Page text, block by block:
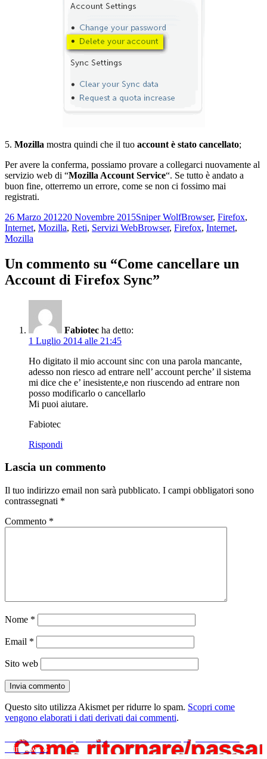
5. Mozilla mostra quindi che il tuo account è stato cancellato;
Per avere la conferma, possiamo provare a collegarci nuovamente al
servizio web di “Mozilla Account Service“. Se tutto è andato a
buon fine, otterremo un errore, come se non ci fossimo mai
registrati.
Scritto
il
26 Marzo 201220 Novembre 2015Autore
Sniper WolfCategorie
Browser, Firefox,
Internet, Mozilla, Reti, Servizi WebTag
Browser, Firefox, Internet,
Mozilla
Un commento su “Come cancellare un
Account di Firefox Sync”
Fabiotec ha detto:
1 Luglio 2014 alle 21:45
Ho digitato il mio account sinc con una parola mancante,
adesso non riesco ad entrare nell’ account perche’ il sistema
mi dice che e’ inesistente,e non riuscendo ad entrare non
posso modificarlo o cancellarlo
Mi puoi aiutare.
Fabiotec
Rispondi
Lascia un commento
Il tuo indirizzo email non sarà pubblicato. I campi obbligatori sono
contrassegnati *
Commento *
Nome *
Email *
Sito web
Questo sito utilizza Akismet per ridurre lo spam. Scopri come
vengono elaborati i dati derivati dai commenti.
Navigazione
Precedente
precedente:
Come passare/ritornare al classico spegni/riavvia in
Windows 8